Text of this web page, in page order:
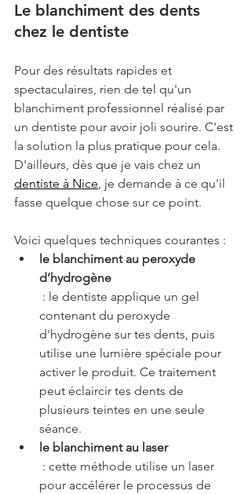
Le blanchiment des dents
chez le dentiste
Pour des résultats rapides et
spectaculaires, rien de tel qu'un
blanchiment professionnel réalisé par
un dentiste pour avoir joli sourire. C'est
la solution la plus pratique pour cela.
D'ailleurs, dès que je vais chez un
dentiste à Nice, je demande à ce qu'il
fasse quelque chose sur ce point.
Voici quelques techniques courantes :
le blanchiment au peroxyde
d’hydrogène
contenant du peroxyde
d'hydrogène sur tes dents, puis
utilise une lumière spéciale pour
activer le produit. Ce traitement
peut éclaircir tes dents de
plusieurs teintes en une seule
séance.
le blanchiment au laser
pour accélérer le processus de